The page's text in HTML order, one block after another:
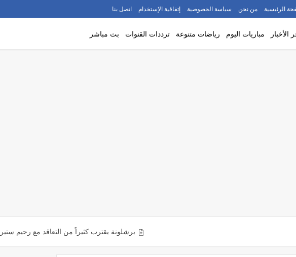
الرئيسية من نحن سياسة الخصوصية إتفاقية الإستخدام اتصل بنا
الأخبار مباريات اليوم رياضات متنوعة ترددات القنوات بث مباشر
برشلونة يقترب كثيراً من التعاقد مع رحيم ستيرلينج في يناير